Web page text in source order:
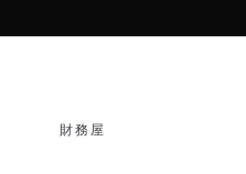
財務屋